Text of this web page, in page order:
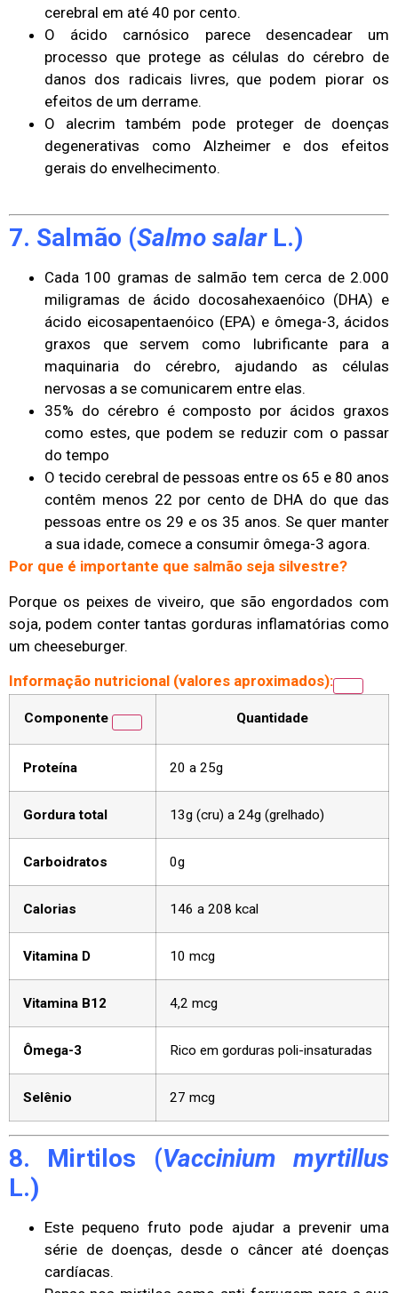
cerebral em até 40 por cento.
O ácido carnósico parece desencadear um
processo que protege as células do cérebro de
danos dos radicais livres, que podem piorar os
efeitos de um derrame.
O alecrim também pode proteger de doenças
degenerativas como Alzheimer e dos efeitos
gerais do envelhecimento.
7. Salmão (Salmo salarL.)
Cada 100 gramas de salmão tem cerca de 2.000
miligramas de ácido docosahexaenóico (DHA) e
ácido eicosapentaenóico (EPA) e ômega-3, ácidos
graxos que servem como lubrificante para a
maquinaria do cérebro, ajudando as células
nervosas a se comunicarem entre elas.
35% do cérebro é composto por ácidos graxos
como estes, que podem se reduzir com o passar
do tempo
O tecido cerebral de pessoas entre os 65 e 80 anos
contêm menos 22 por cento de DHA do que das
pessoas entre os 29 e os 35 anos. Se quer manter
a sua idade, comece a consumir ômega-3 agora.
Por que é importante que salmão seja silvestre?
Porque os peixes de viveiro, que são engordados com
soja, podem conter tantas gorduras inflamatórias como
um cheeseburger.
Informação nutricional (valores aproximados):
Componente Quantidade
Proteína 20 a 25g
Gordura total 13g (cru) a 24g (grelhado)
Carboidratos 0g
Calorias 146 a 208 kcal
Vitamina D 10 mcg
Vitamina B12 4,2 mcg
Ômega-3 Rico em gorduras poli-insaturadas
Selênio 27 mcg
8. Mirtilos (Vaccinium myrtillus
L.)
Este pequeno fruto pode ajudar a prevenir uma
série de doenças, desde o câncer até doenças
cardíacas.